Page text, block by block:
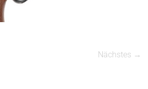
Nächstes →